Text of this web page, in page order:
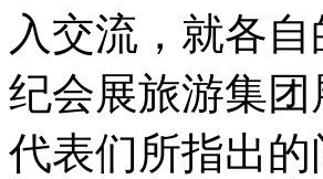
入交流，就各
纪会展旅游集
代表们所指出